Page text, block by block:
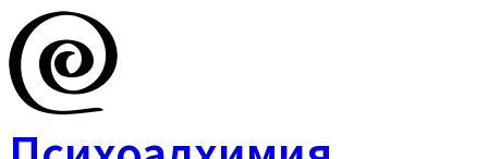
Skip
to
content